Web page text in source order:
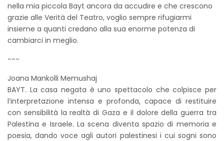
nella mia piccola Bayt ancora da accudire e che crescono
grazie alle Verità del Teatro, voglio sempre rifugiarmi
insieme a quanti credano alla sua enorme potenza di
cambiarci in meglio.
---
Joana Mankolli Memushaj
BAYT. La casa negata è uno spettacolo che colpisce per
l’interpretazione intensa e profonda, capace di restituire
con sensibilità la realtà di Gaza e il dolore della guerra tra
Palestina e Israele. La scena diventa spazio di memoria e
poesia, dando voce agli autori palestinesi i cui sogni sono